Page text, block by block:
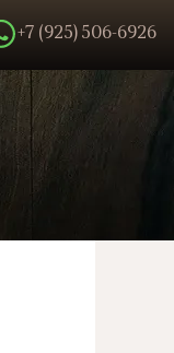
меню
+7 (925) 506-6926